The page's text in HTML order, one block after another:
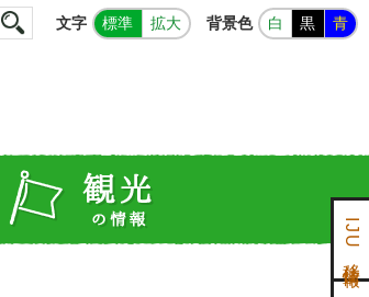
文字 標準 拡大 背景色 白 黒 青
IJU移住情報